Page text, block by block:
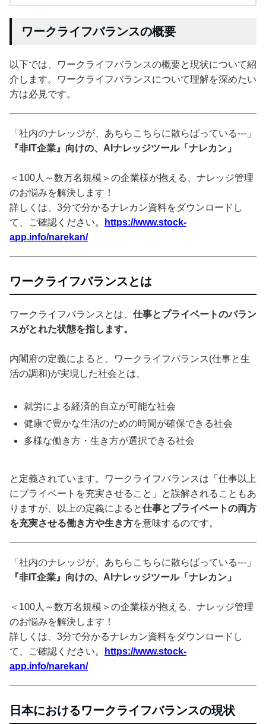
ワークライフバランスの概要
以下では、ワークライフバランスの概要と現状について紹
介します。ワークライフバランスについて理解を深めたい
方は必見です。
「社内のナレッジが、あちらこちらに散らばっている---」
『非IT企業』向けの、AIナレッジツール「ナレカン」
＜100人～数万名規模＞の企業様が抱える、ナレッジ管理
のお悩みを解決します！
詳しくは、3分で分かるナレカン資料をダウンロードし
て、ご確認ください。
https://www.stock-
app.info/narekan/
ワークライフバランスとは
ワークライフバランスとは、 仕事とプライベートのバラン
スがとれた状態を指します。
内閣府の定義によると、ワークライフバランス(仕事と生
活の調和)が実現した社会とは、
就労による経済的自立が可能な社会
健康で豊かな生活のための時間が確保できる社会
多様な働き方・生き方が選択できる社会
と定義されています。ワークライフバランスは「仕事以上
にプライベートを充実させること」と誤解されることもあ
りますが、以上の定義によると仕事とプライベートの両方
を充実させる働き方や生き方を意味するのです。
「社内のナレッジが、あちらこちらに散らばっている---」
『非IT企業』向けの、AIナレッジツール「ナレカン」
＜100人～数万名規模＞の企業様が抱える、ナレッジ管理
のお悩みを解決します！
詳しくは、3分で分かるナレカン資料をダウンロードし
て、ご確認ください。
https://www.stock-
app.info/narekan/
日本におけるワークライフバランスの現状